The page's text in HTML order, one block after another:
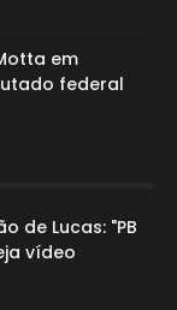
em
federal
de Lucas: "PB
vídeo